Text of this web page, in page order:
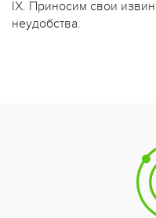
IX. Приносим свои
неудобства.